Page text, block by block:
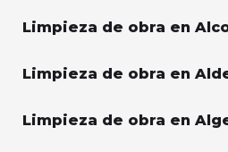
Limpieza de obra en
Limpieza de obra en
Limpieza de obra en